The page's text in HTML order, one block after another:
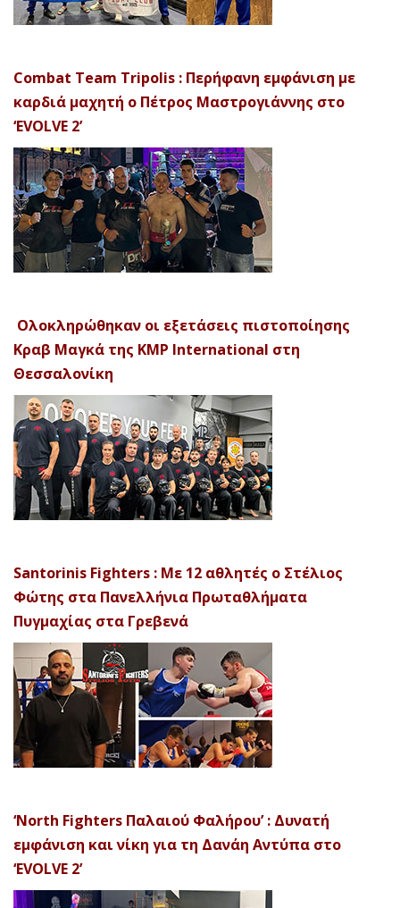
Combat Team Tripolis : Περήφανη εμφάνιση με
καρδιά μαχητή ο Πέτρος Μαστρογιάννης στο
‘EVOLVE 2’
Ολοκληρώθηκαν οι εξετάσεις πιστοποίησης
Κραβ Μαγκά της KMP International στη
Θεσσαλονίκη
Santorinis Fighters : Με 12 αθλητές ο Στέλιος
Φώτης στα Πανελλήνια Πρωταθλήματα
Πυγμαχίας στα Γρεβενά
‘North Fighters Παλαιού Φαλήρου’ : Δυνατή
εμφάνιση και νίκη για τη Δανάη Αντύπα στο
‘EVOLVE 2’